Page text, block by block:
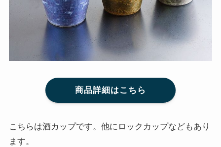
商品詳細はこちら
こちらは酒カップです。他にロックカップなどもあり
ます。